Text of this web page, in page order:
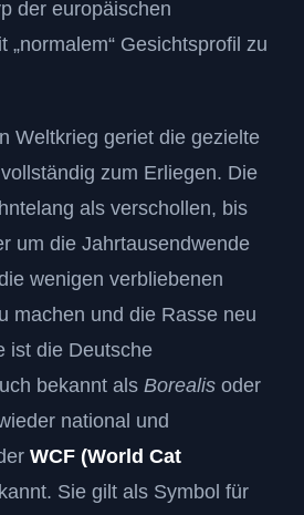
der europäischen
„normalem“ Gesichtsprofil zu
Weltkrieg geriet die gezielte
zum Erliegen. Die
als verschollen, bis
um die Jahrtausendwende
wenigen verbliebenen
machen und die Rasse neu
ist die Deutsche
bekannt als Borealis oder
national und
WCF (World Cat
Sie gilt als Symbol für